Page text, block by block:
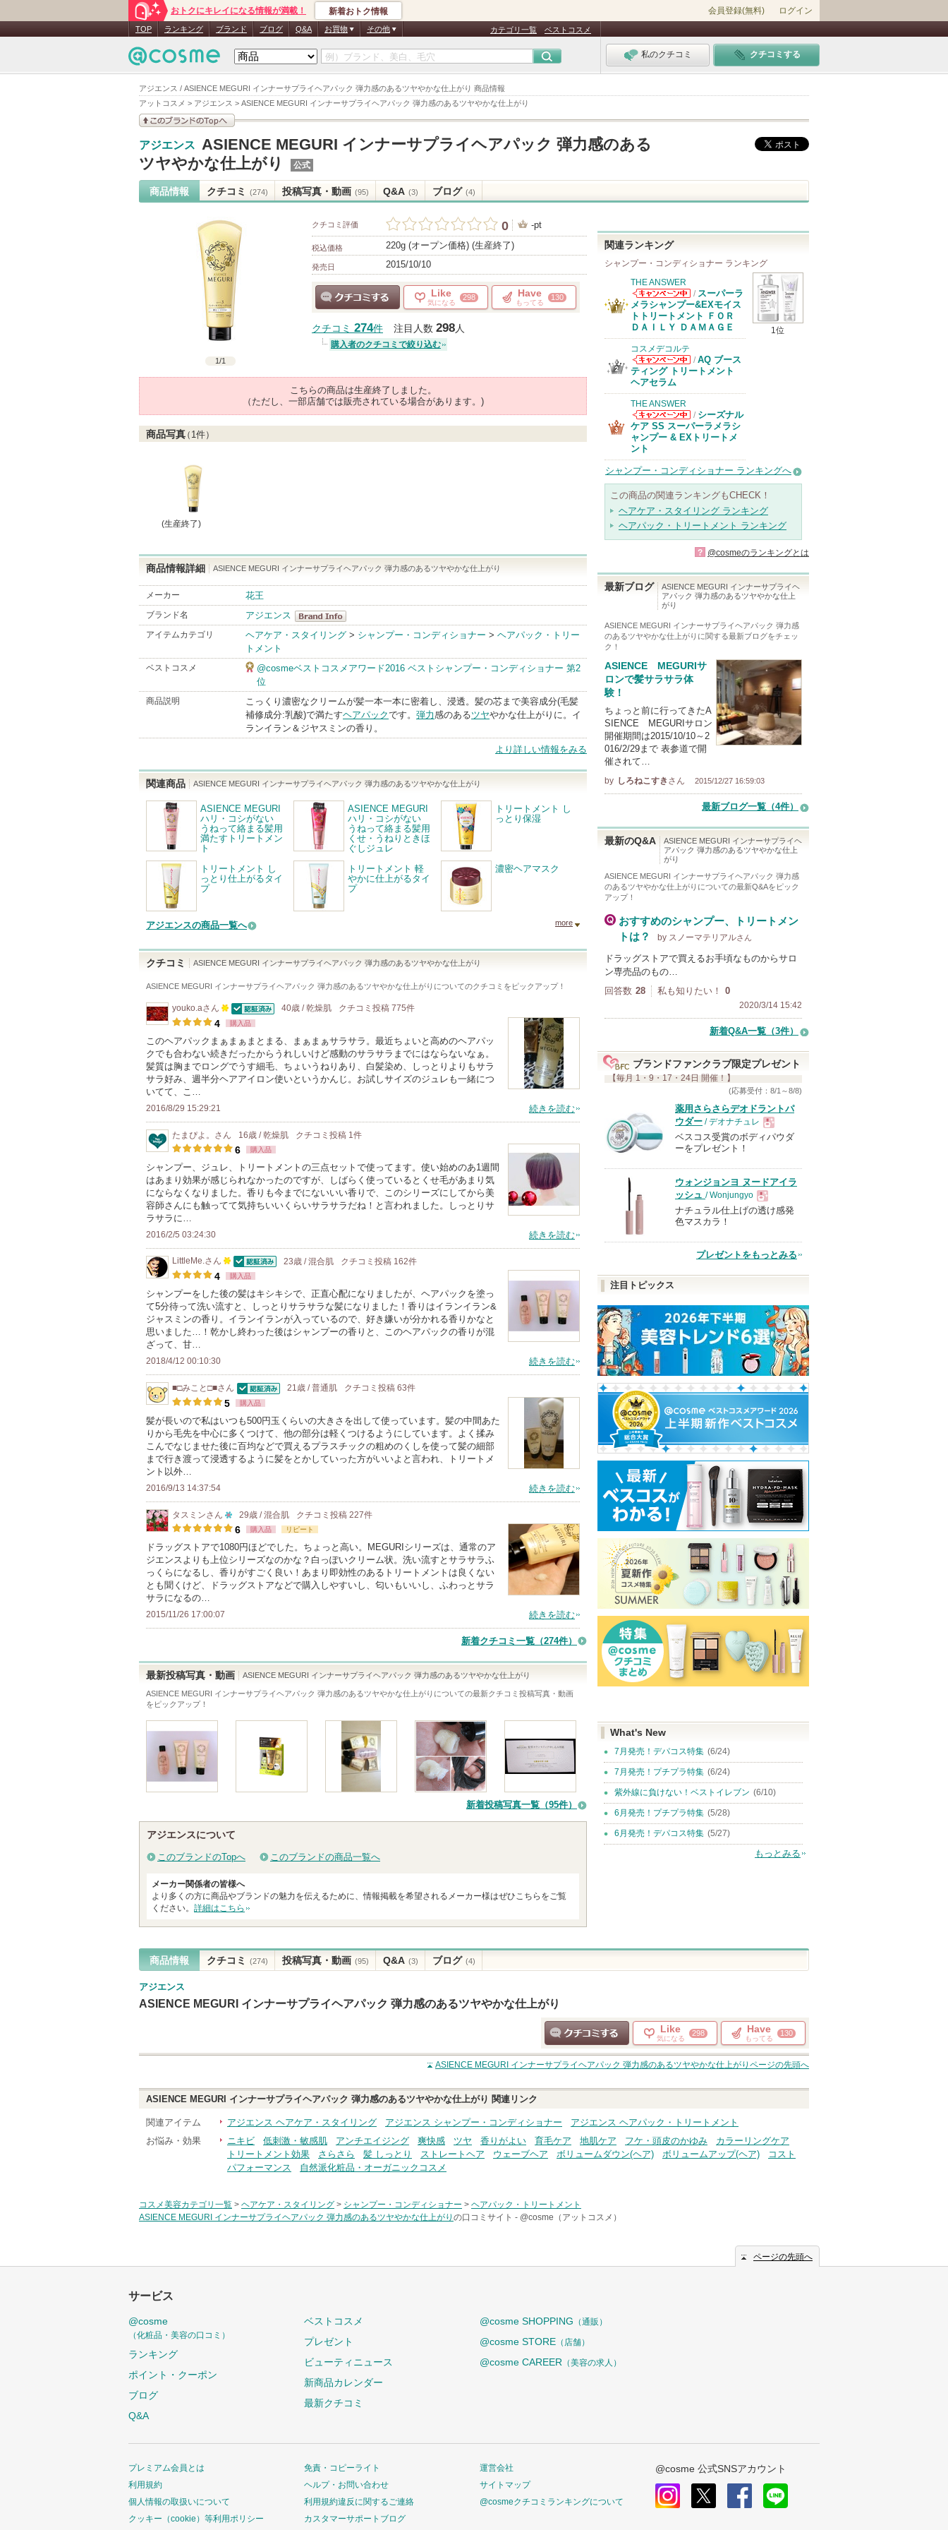
アジエンス / ASIENCE MEGURI インナーサプライヘアパック 弾力感のあるツヤやかな仕上がり 商品情報
アットコスメ > アジエンス > ASIENCE MEGURI インナーサプライヘアパック 弾力感のあるツヤやかな仕上がり
おトクにキレイになる情報が満載！ 新着おトク情報 会員登録(無料) ログイン
TOP ランキング ブランド ブログ Q&A お買物 その他 カテゴリ一覧 ベストコスメ
私のクチコミ クチコミする
アジエンス
ASIENCE MEGURI インナーサプライヘアパック 弾力感のある
ツヤやかな仕上がり
公式
商品情報 クチコミ (274) 投稿写真・動画 (95) Q&A (3) ブログ (4)
1/1
クチコミ評価 0 -pt
税込価格 220g (オープン価格) (生産終了)
発売日 2015/10/10
Like
気になる
298 Have
もってる
130
クチコミ 274件 注目人数 298人
購入者のクチコミで絞り込む
こちらの商品は生産終了しました。
（ただし、一部店舗では販売されている場合があります。)
商品写真（ 1件）
(生産終了)
商品情報詳細 ASIENCE MEGURI インナーサプライヘアパック 弾力感のあるツヤやかな仕上がり
メーカー 花王
ブランド名
アジエンス
アジエンス
アイテムカテゴリ ヘアケア・スタイリング > シャンプー・コンディショナー > ヘアパック・トリー
トメント
ベストコスメ
@cosmeベストコスメアワード2016 ベストシャンプー・コンディショナー 第2
位
商品説明
こっくり濃密なクリームが髪一本一本に密着し、浸透。髪の芯まで美容成分(毛髪
補修成分:乳酸)で満たすヘアパックです。 弾力感のあるツヤやかな仕上がりに。イ
ランイラン＆ジヤスミンの香り。
より詳しい情報をみる
関連商品 ASIENCE MEGURI インナーサプライヘアパック 弾力感のあるツヤやかな仕上がり
ASIENCE MEGURI
ハリ・コシがない
うねって絡まる髪用
満たすトリートメン
ト
ASIENCE MEGURI
ハリ・コシがない
うねって絡まる髪用
くせ・うねりときほ
ぐしジュレ
トリートメント し
っとり保湿
トリートメント し
っとり仕上がるタイ
プ
トリートメント 軽
やかに仕上がるタイ
プ
濃密ヘアマスク
アジエンスの商品一覧へ more
クチコミ ASIENCE MEGURI インナーサプライヘアパック 弾力感のあるツヤやかな仕上がり
ASIENCE MEGURI インナーサプライヘアパック 弾力感のあるツヤやかな仕上がり についてのクチコミをピックアップ！
youko.aさん
100
人
以
上
ン
バ
ー
に
お
気
り
登
録
さ
れ
ま
す
認証済
40歳 / 乾燥肌 クチコミ投稿 775件
4 購入品
このヘアパックまぁまぁまとまる、まぁまぁサラサラ。最近ちょいと高めのヘアパッ
クでも合わない続きだったからうれしいけど感動のサラサラまでにはならないなぁ。
髪質は胸までロングでうす細毛、ちょいうねりあり、白髪染め、しっとりよりもサラ
サラ好み、週半分ヘアアイロン使いというかんじ。お試しサイズのジュレも一緒につ
いてて、こ…
2016/8/29 15:29:21 続きを読む
たまぴよ。 さん 16歳 / 乾燥肌 クチコミ投稿 1 件
6 購入品
シャンプー、ジュレ、トリートメントの三点セットで使ってます。使い始めのあ1週間
はあまり効果が感じられなかったのですが、しばらく使っているとくせ毛があまり気
にならなくなりました。香りも今までにないいい香りで、このシリーズにしてから美
容師さんにも触ってて気持ちいいくらいサラサラだね！と言われました。しっとりサ
ラサラに…
2016/2/5 03:24:30 続きを読む
LittleMe.さん
100
人
以
ン
バ
ー
に
お
気
り
登
録
さ
れ
い
ま
認証済
23歳 / 混合肌 クチコミ投稿 162件
4 購入品
シャンプーをした後の髪はキシキシで、正直心配になりましたが、ヘアパックを塗っ
て5分待って洗い流すと、しっとりサラサラな髪になりました！香りはイランイラン&
ジャスミンの香り。イランイランが入っているので、好き嫌いが分かれる香りかなと
思いました…！乾かし終わった後はシャンプーの香りと、このヘアパックの香りが混
ざって、甘…
2018/4/12 00:10:30 続きを読む
■□みこと□■さん
認証済
21歳 / 普通肌 クチコミ投稿 63件
5 購入品
髪が長いので私はいつも500円玉くらいの大きさを出して使っています。髪の中間あた
りから毛先を中心に多くつけて、他の部分は軽くつけるようにしています。よく揉み
こんでなじませた後に百均などで買えるプラスチックの粗めのくしを使って髪の細部
まで行き渡って浸透するように髪をとかしていった方がいいよと言われ、トリートメ
ント以外…
2016/9/13 14:37:54 続きを読む
タスミンさん
10
人
以
上
ン
ー
に
お
れ
ま
す
29歳 / 混合肌 クチコミ投稿 227件
6 購入品 リピート
ドラッグストアで1080円ほどでした。ちょっと高い。MEGURIシリーズは、通常のア
ジエンスよりも上位シリーズなのかな？白っぽいクリーム状。洗い流すとサラサラふ
っくらになるし、香りがすごく良い！あまり即効性のあるトリートメントは良くない
とも聞くけど、ドラッグストアなどで購入しやすいし、匂いもいいし、ふわっとサラ
サラになるの…
2015/11/26 17:00:07 続きを読む
新着クチコミ一覧 （274件）
最新投稿写真・動画 ASIENCE MEGURI インナーサプライヘアパック 弾力感のあるツヤやかな仕上がり
ASIENCE MEGURI インナーサプライヘアパック 弾力感のあるツヤやかな仕上がり についての最新クチコミ投稿写真・動画
をピックアップ！
新着投稿写真一覧（95件）
アジエンスについて
このブランドのTopへ このブランドの商品一覧へ
メーカー関係者の皆様へ
より多くの方に商品やブランドの魅力を伝えるために、情報掲載を希望されるメーカー様はぜひこちらをご覧
ください。 詳細はこちら
関連ランキング
シャンプー・コンディショナー ランキング
1位
THE ANSWER
THE ANSWER
からのお知らせ
があります
/ スーパーラ
メラシャンプー&EXモイス
トトリートメント ＦＯＲ
ＤＡＩＬＹ ＤＡＭＡＧＥ
コスメデコルテ
コスメデコルテ
からのお知らせ
/ AQ ブース
ティング トリートメント
ヘアセラム
THE ANSWER
THE ANSWER
からのお知らせ
があります
/ シーズナル
ケア SS スーパーラメラシ
ャンプー & EXトリートメ
ント
シャンプー・コンディショナー ランキングへ
この商品の関連ランキングもCHECK！
ヘアケア・スタイリング ランキング
ヘアパック・トリートメント ランキング
? @cosmeのランキングとは
最新ブログ
ASIENCE MEGURI インナーサプライヘ
アパック 弾力感のあるツヤやかな仕上
がり
ASIENCE MEGURI インナーサプライヘアパック 弾力感
のあるツヤやかな仕上がり に関する最新ブログをチェッ
ク！
ASIENCE MEGURIサ
ロンで髪サラサラ体
験！
ちょっと前に行ってきたA
SIENCE MEGURIサロン
開催期間は2015/10/10～2
016/2/29まで 表参道で開
催されて…
by しろねこすき さん 2015/12/27 16:59:03
最新ブログ一覧（4件）
最新のQ&A
ASIENCE MEGURI インナーサプライヘ
アパック 弾力感のあるツヤやかな仕上
がり
ASIENCE MEGURI インナーサプライヘアパック 弾力感
のあるツヤやかな仕上がり についての最新Q&Aをピック
アップ！
おすすめのシャンプー、トリートメン
トは？
by スノーマテリアルさん
ドラッグストアで買えるお手頃なものからサロ
ン専売品のもの…
回答数 28 私も知りたい！ 0
2020/3/14 15:42
新着Q&A一覧（3件）
ブランドファンクラブ限定プレゼント
【毎月 1・9・17・24日 開催！】
(応募受付：8/1～8/8)
薬用さらさらデオドラントパ
ウダー / デオナチュレ
現
品
ベスコス受賞のボディパウダ
ーをプレゼント！
ウォンジョンヨ ヌードアイラ
ッシュ / Wonjungyo
現
品
ナチュラル仕上げの透け感発
色マスカラ！
プレゼントをもっとみる
注目トピックス
What's New
7月発売！デパコス特集 (6/24)
7月発売！プチプラ特集 (6/24)
紫外線に負けない！ベストイレブン (6/10)
6月発売！プチプラ特集 (5/28)
6月発売！デパコス特集 (5/27)
もっとみる
商品情報 クチコミ (274) 投稿写真・動画 (95) Q&A (3) ブログ (4)
アジエンス
ASIENCE MEGURI インナーサプライヘアパック 弾力感のあるツヤやかな仕上がり
クチコミする
Like
気になる
298 Have
もってる
130
ASIENCE MEGURI インナーサプライヘアパック 弾力感のあるツヤやかな仕上がり ページの先頭へ
ASIENCE MEGURI インナーサプライヘアパック 弾力感のあるツヤやかな仕上がり 関連リンク
関連アイテム アジエンス ヘアケア・スタイリング アジエンス シャンプー・コンディショナー
アジエンス ヘアパック・トリートメント
お悩み・効果
ニキビ 低刺激・敏感肌 アンチエイジング 爽快感 ツヤ 香りがよい 育毛ケア 地肌ケア フケ・頭皮のかゆみ
カラーリングケア
トリートメント効果
さらさら 髪 しっとり ストレートヘア ウェーブヘア ボリュームダウン(ヘア) ボリュームアップ(ヘア)
コスト
パフォーマンス
自然派化粧品・オーガニックコスメ
コスメ美容カテゴリ一覧 > ヘアケア・スタイリング > シャンプー・コンディショナー > ヘアパック・トリートメント
ASIENCE MEGURI インナーサプライヘアパック 弾力感のあるツヤやかな仕上がり の口コミサイト - @cosme（アットコスメ）
ページの先頭へ
サービス
@cosme
（化粧品・美容の口コミ）
ランキング
ポイント・クーポン
ブログ
Q&A
ベストコスメ
プレゼント
ビューティニュース
新商品カレンダー
最新クチコミ
@cosme SHOPPING （通販）
@cosme STORE （店舗）
@cosme CAREER （美容の求人）
プレミアム会員とは
利用規約
個人情報の取扱いについて
クッキー（cookie）等利用ポリシー
免責・コピーライト
ヘルプ・お問い合わせ
利用規約違反に関するご連絡
カスタマーサポートブログ
運営会社
サイトマップ
@cosmeクチコミランキングについて
@cosme 公式SNSアカウント